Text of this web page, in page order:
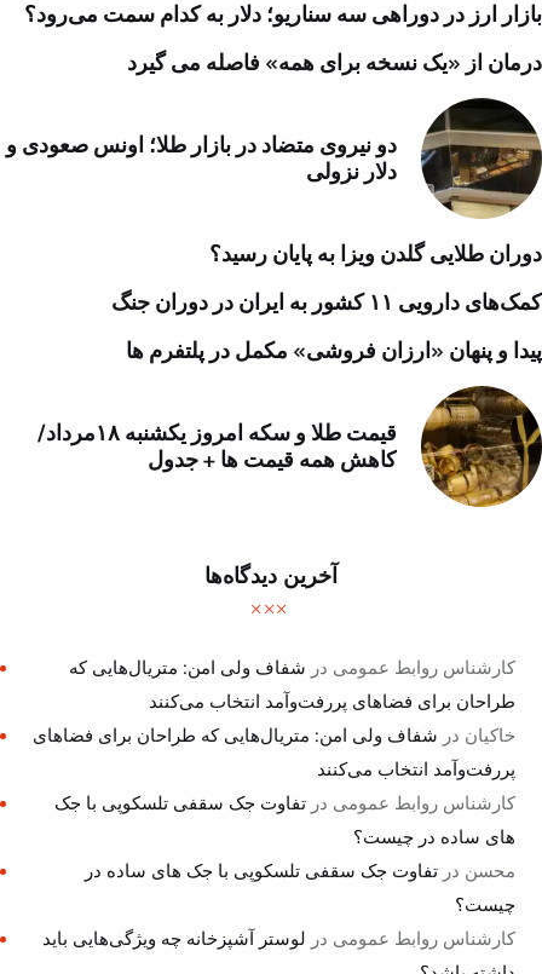
بازار ارز در دوراهی سه سناریو؛ دلار به کدام سمت می‌رود؟
درمان از «یک نسخه برای همه» فاصله می گیرد
دو نیروی متضاد در بازار طلا؛ اونس صعودی و
دلار نزولی
دوران طلایی گلدن ویزا به پایان رسید؟
کمک‌های دارویی ۱۱ کشور به ایران در دوران جنگ
پیدا و پنهان «ارزان فروشی» مکمل در پلتفرم ها
قیمت طلا و سکه امروز یکشنبه ۱۸مرداد/
کاهش همه قیمت ها + جدول
آخرین دیدگاه‌ها
کارشناس روابط عمومی در شفاف ولی امن: متریال‌هایی که
طراحان برای فضاهای پررفت‌وآمد انتخاب می‌کنند
خاکیان در شفاف ولی امن: متریال‌هایی که طراحان برای فضاهای
پررفت‌وآمد انتخاب می‌کنند
کارشناس روابط عمومی درتفاوت جک سقفی تلسکوپی با جک
های ساده در چیست؟
محسن درتفاوت جک سقفی تلسکوپی با جک های ساده در
چیست؟
کارشناس روابط عمومی در لوستر آشپزخانه چه ویژگی‌هایی باید